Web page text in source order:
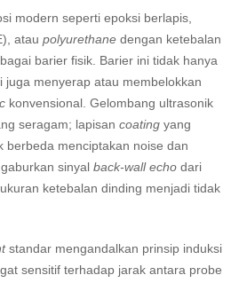
modern seperti epoksi berlapis,
atau polyurethane dengan ketebalan
barier fisik. Barier ini tidak hanya
juga menyerap atau membelokkan
konvensional. Gelombang ultrasonik
seragam; lapisan coating yang
berbeda menciptakan noise dan
sinyal back-wall echo dari
ketebalan dinding menjadi tidak
standar mengandalkan prinsip induksi
sensitif terhadap jarak antara probe